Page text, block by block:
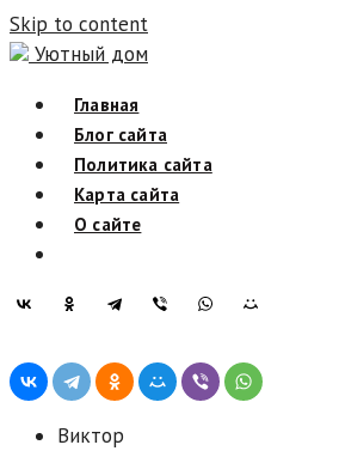
Skip to content
Уютный дом
Главная
Блог сайта
Политика сайта
Карта сайта
О сайте
Виктор